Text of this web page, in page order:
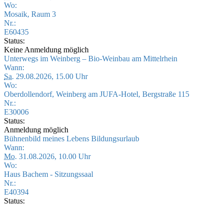
Wo:
Mosaik, Raum 3
Nr.:
E60435
Status:
Keine Anmeldung möglich
Unterwegs im Weinberg – Bio-Weinbau am Mittelrhein
Wann:
Sa. 29.08.2026, 15.00 Uhr
Wo:
Oberdollendorf, Weinberg am JUFA-Hotel, Bergstraße 115
Nr.:
E30006
Status:
Anmeldung möglich
Bühnenbild meines Lebens Bildungsurlaub
Wann:
Mo. 31.08.2026, 10.00 Uhr
Wo:
Haus Bachem - Sitzungssaal
Nr.:
E40394
Status: